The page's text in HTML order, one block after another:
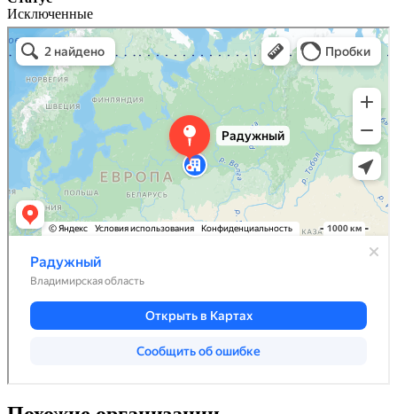
Исключенные